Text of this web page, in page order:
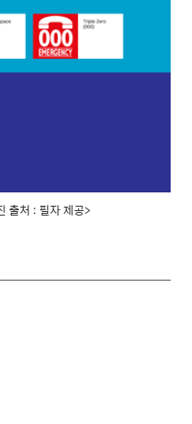
출처 : 필자 제공>